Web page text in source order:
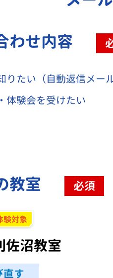
わせ内容
りたい（自動返信メー
体験会を受けたい
教室 必須
験対象
佐沼教室
直す